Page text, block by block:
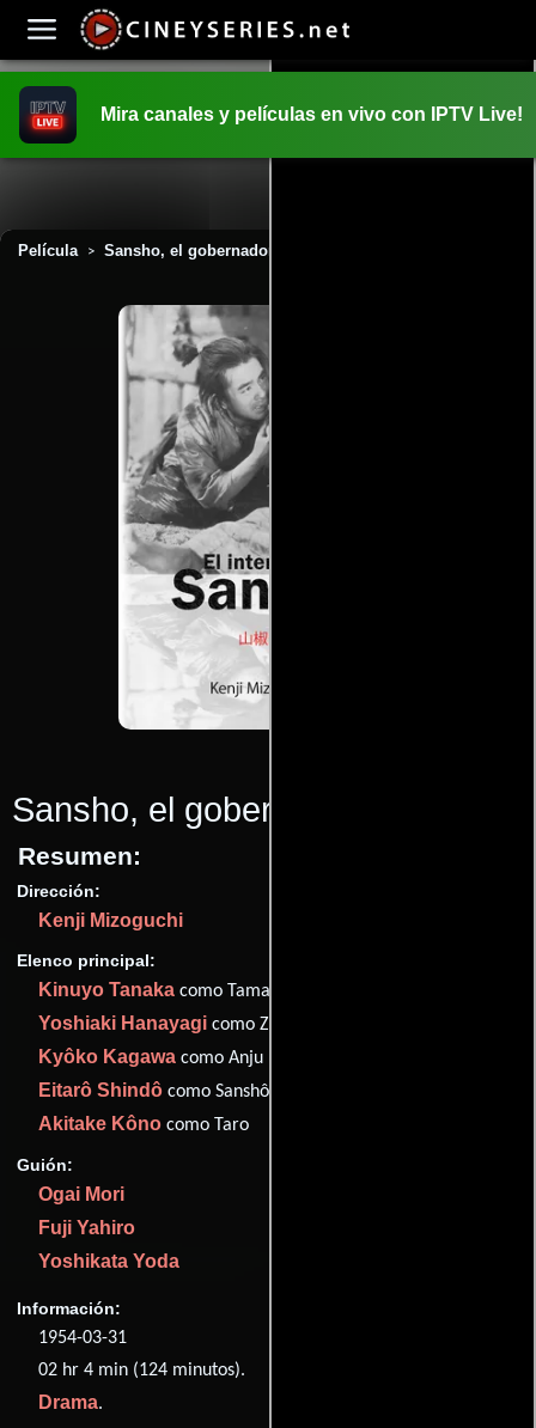
Mira canales y películas en vivo con IPTV Live!
Película > Sansho, el gobernador (1954)
Sansho, el gobernador
Resumen:
Dirección:
Kenji Mizoguchi
Elenco principal:
Kinuyo Tanaka como Tamaki
Yoshiaki Hanayagi como Zushiô
Kyôko Kagawa como Anju
Eitarô Shindô como Sanshô dayû
Akitake Kôno como Taro
Guión:
Ogai Mori
Fuji Yahiro
Yoshikata Yoda
Información:
1954-03-31
02 hr 4 min (124 minutos).
Drama.